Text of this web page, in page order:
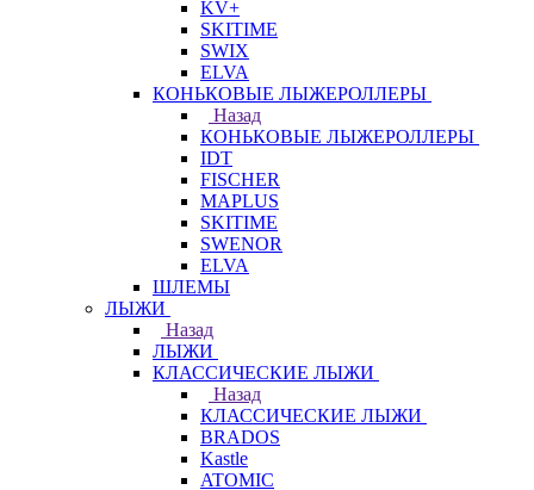
KV+
SKITIME
SWIX
ELVA
КОНЬКОВЫЕ ЛЫЖЕРОЛЛЕРЫ
Назад
КОНЬКОВЫЕ ЛЫЖЕРОЛЛЕРЫ
IDT
FISCHER
MAPLUS
SKITIME
SWENOR
ELVA
ШЛЕМЫ
ЛЫЖИ
Назад
ЛЫЖИ
КЛАССИЧЕСКИЕ ЛЫЖИ
Назад
КЛАССИЧЕСКИЕ ЛЫЖИ
BRADOS
Kastle
ATOMIC